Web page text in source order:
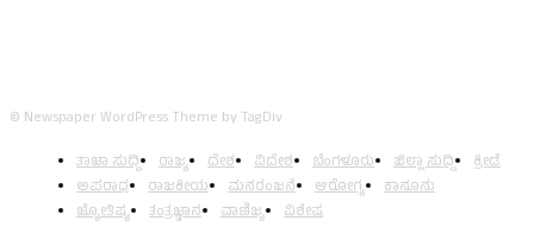
© Newspaper WordPress Theme by TagDiv
ತಾಜಾ ಸುದ್ದಿ
ರಾಜ್ಯ ದೇಶ ವಿದೇಶ ಬೆಂಗಳೂರು ಜಿಲ್ಲಾ ಸುದ್ದಿ
ಕ್ರೀಡೆ
ಅಪರಾಧ
ರಾಜಕೀಯ ಮನರಂಜನೆ ಆರೋಗ್ಯ
ಕಾನೂನು
ಜ್ಯೋತಿಷ್ಯ
ತಂತ್ರಜ್ಞಾನ ವಾಣಿಜ್ಯ ವಿಶೇಷ